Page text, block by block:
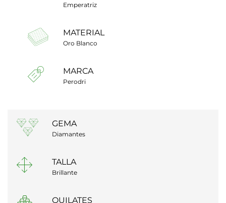
Emperatriz
MATERIAL
Oro Blanco
MARCA
Perodri
GEMA
Diamantes
TALLA
Brillante
QUILATES